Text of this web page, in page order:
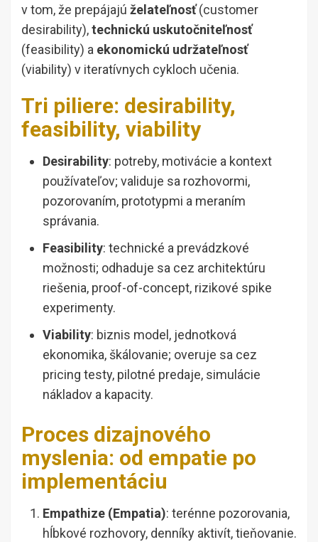
v tom, že prepájajú želateľnosť(customer
desirability),technickú uskutočniteľnosť
(feasibility) a ekonomickú udržateľnosť
(viability) v iteratívnych cykloch učenia.
Tri piliere: desirability,
feasibility, viability
Desirability: potreby, motivácie a kontext
používateľov; validuje sa rozhovormi,
pozorovaním, prototypmi a meraním
správania.
Feasibility: technické a prevádzkové
možnosti; odhaduje sa cez architektúru
riešenia, proof-of-concept, rizikové spike
experimenty.
Viability: biznis model, jednotková
ekonomika, škálovanie; overuje sa cez
pricing testy, pilotné predaje, simulácie
nákladov a kapacity.
Proces dizajnového
myslenia: od empatie po
implementáciu
Empathize (Empatia): terénne pozorovania,
hĺbkové rozhovory, denníky aktivít, tieňovanie.